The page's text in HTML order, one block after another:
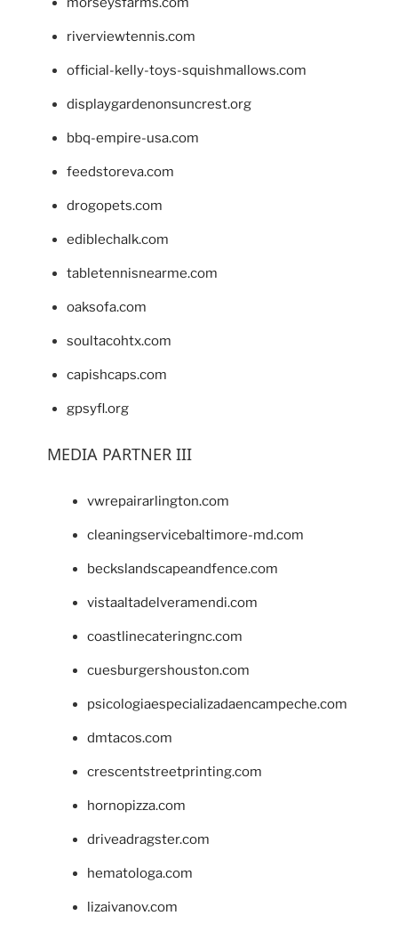
riverviewtennis.com
official-kelly-toys-squishmallows.com
displaygardenonsuncrest.org
bbq-empire-usa.com
feedstoreva.com
drogopets.com
ediblechalk.com
tabletennisnearme.com
oaksofa.com
soultacohtx.com
capishcaps.com
gpsyfl.org
MEDIA PARTNER III
vwrepairarlington.com
cleaningservicebaltimore-md.com
beckslandscapeandfence.com
vistaaltadelveramendi.com
coastlinecateringnc.com
cuesburgershouston.com
psicologiaespecializadaencampeche.com
dmtacos.com
crescentstreetprinting.com
hornopizza.com
driveadragster.com
hematologa.com
lizaivanov.com